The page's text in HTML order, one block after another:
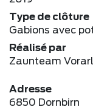
Type de clôture
Gabions avec
Réalisé par
Zaunteam
Adresse
6850 Dornbirn